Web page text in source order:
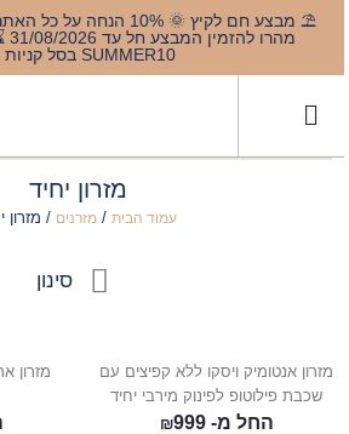
⛱️ מבצע חם לקיץ 🌞 10%
SUMMER10 בסל קניות 🛒
מזרון יחיד
עמוד הבית / מזרנים / מזרון
סינון
מזרון אנטומיק ויסקו ללא קפיצים עם
שכבת פילוטופ לפינוק מירבי יחיד
החל מ- ₪999
מזרון